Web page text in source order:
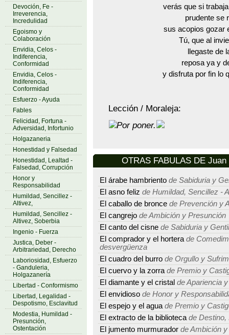
Devoción, Fe -
Irreverencia,
Incredulidad
Egoismo y
Colaboración
Envidia, Celos -
Indiferencia,
Conformidad
Envidia, Celos -
Indiferencia,
Conformidad
Esfuerzo - Ayuda
Fables
Felicidad, Fortuna -
Adversidad, Infortunio
Holgazaneria
Honestidad y Falsedad
Honestidad, Lealtad -
Falsedad, Corrupción
Honor y
Responsabilidad
Humildad, Sencillez -
Altivez,
Humildad, Sencillez -
Altivez, Soberbia
Ingenio - Fuerza
Justica, Deber -
Arbitrariedad, Derecho
Laboriosidad, Esfuerzo
- Ganduleria,
Holgazanería
Libertad - Conformismo
Libertad, Legalidad -
Despotismo, Esclavitud
Modestia, Humildad -
Presunción,
Ostentación
verás que si
prudente se
sus acopios gozar
Tú, que al
llegaste de
reposa ya y
y disfruta por fin lo
Lección / Moraleja:
Por poner.
OTRAS FABULAS DE
El árabe hambriento de Sabiduria y
El asno feliz de Humildad, Sencillez -
El caballo de bronce de Prevención y
El cangrejo de Ambición y Presunción
El canto del cisne de Sabiduria y
El comprador y el hortera de
desvergüenza
El cuadro del burro de Orgullo y
El cuervo y la zorra de Premio y
El diamante y el cristal de Apariencia
El envidioso de Honor y
El espejo y el agua de Premio y
El extracto de la biblioteca de Destino,
El jumento murmurador de Ambición